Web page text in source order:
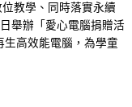
教學、同時落實永續
舉辦「愛心電腦捐贈活
高效能電腦，為學童